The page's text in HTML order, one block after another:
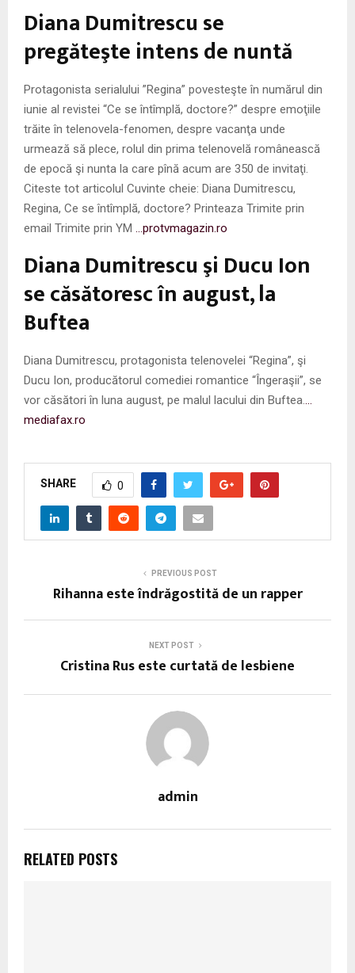
N
U
Diana Dumitrescu se
pregăteşte intens de nuntă
Protagonista serialului ”Regina” povesteşte în numărul din
iunie al revistei “Ce se întîmplă, doctore?” despre emoţiile
trăite în telenovela-fenomen, despre vacanţa unde
urmează să plece, rolul din prima telenovelă românească
de epocă şi nunta la care pînă acum are 350 de invitaţi.
Citeste tot articolul Cuvinte cheie: Diana Dumitrescu,
Regina, Ce se întîmplă, doctore? Printeaza Trimite prin
email Trimite prin YM
…protvmagazin.ro
Diana Dumitrescu şi Ducu Ion
se căsătoresc în august, la
Buftea
Diana Dumitrescu, protagonista telenovelei “Regina”, şi
Ducu Ion, producătorul comediei romantice “Îngeraşii”, se
vor căsători în luna august, pe malul lacului din Buftea.
mediafax.ro
SHARE 0
PREVIOUS POST
Rihanna este îndrăgostită de un rapper
NEXT POST
Cristina Rus este curtată de lesbiene
admin
RELATED POSTS